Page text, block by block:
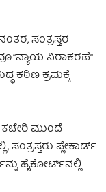
ಸಂತ್ರಸ್ತರ
“ನ್ಯಾಯ ನಿರಾಕರಣೆ”
ಕಠಿಣ ಕ್ರಮಕ್ಕೆ
ಕಚೇರಿ ಮುಂದೆ
ಪ್ಲೇಕಾರ್ಡ್
ಹೈಕೋರ್ಟ್‌ನಲ್ಲಿ